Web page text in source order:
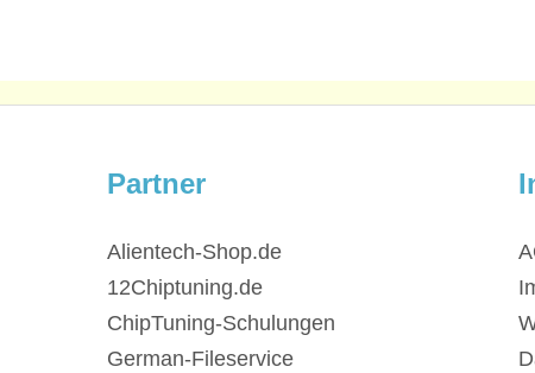
Partner
Alientech-Shop.de
12Chiptuning.de
ChipTuning-Schulungen
German-Fileservice